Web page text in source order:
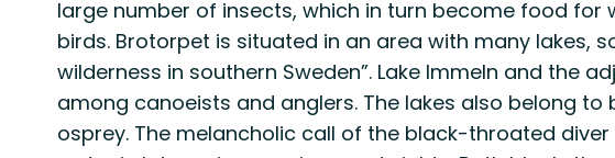
large number of insects, which in turn become food for
birds. Brotorpet is situated in an area with many lakes,
wilderness in southern Sweden”. Lake Immeln and the
among canoeists and anglers. The lakes also belong
osprey. The melancholic call of the black-throated